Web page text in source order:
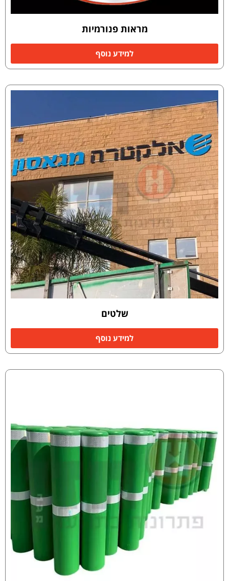
מראות פנורמיות
למידע נוסף
למידע נוסף